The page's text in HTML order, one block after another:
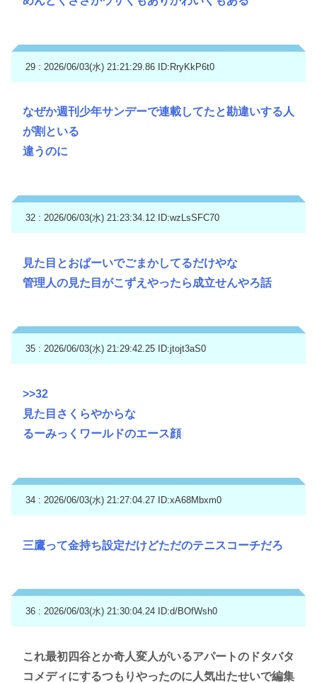
29 : 2026/06/03(水) 21:21:29.86 ID:RryKkP6t0
なぜか週刊少年サンデーで連載してたと勘違いする人
が割といる
違うのに
32 : 2026/06/03(水) 21:23:34.12 ID:wzLsSFC70
見た目とおぱーいでごまかしてるだけやな
管理人の見た目がこずえやったら成立せんやろ話
35 : 2026/06/03(水) 21:29:42.25 ID:jtojt3aS0
>>32
見た目さくらやからな
るーみっくワールドのエース顔
34 : 2026/06/03(水) 21:27:04.27 ID:xA68Mbxm0
三鷹って金持ち設定だけどただのテニスコーチだろ
36 : 2026/06/03(水) 21:30:04.24 ID:d/BOfWsh0
これ最初四谷とか奇人変人がいるアパートのドタバタ
コメディにするつもりやったのに人気出たせいで編集